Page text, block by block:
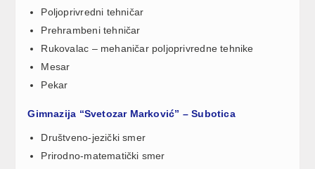
Poljoprivredni tehničar
Prehrambeni tehničar
Rukovalac – mehaničar poljoprivredne tehnike
Mesar
Pekar
Gimnazija “Svetozar Marković” – Subotica
Društveno-jezički smer
Prirodno-matematički smer